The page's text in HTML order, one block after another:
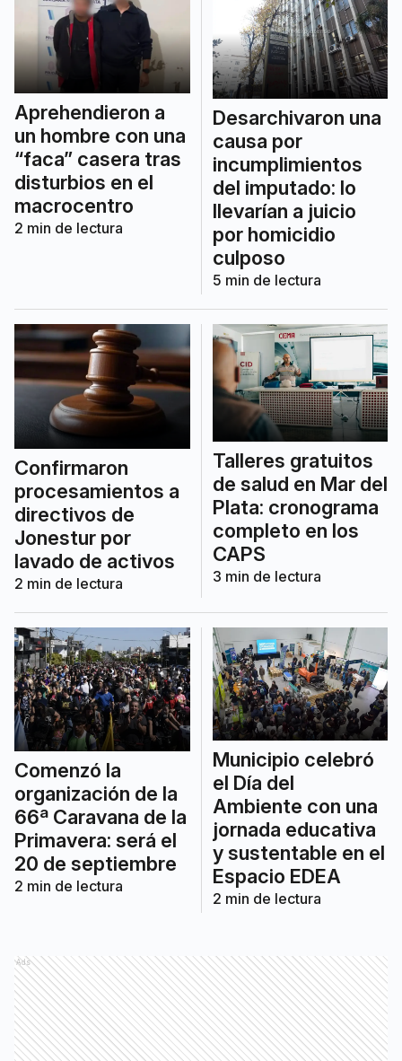
Aprehendieron a
un hombre con una
“faca” casera tras
disturbios en el
macrocentro
2 min de lectura
Desarchivaron una
causa por
incumplimientos
del imputado: lo
llevarían a juicio
por homicidio
culposo
5 min de lectura
Confirmaron
procesamientos a
directivos de
Jonestur por
lavado de activos
2 min de lectura
Talleres gratuitos
de salud en Mar del
Plata: cronograma
completo en los
CAPS
3 min de lectura
Comenzó la
organización de la
66ª Caravana de la
Primavera: será el
20 de septiembre
2 min de lectura
Municipio celebró
el Día del
Ambiente con una
jornada educativa
y sustentable en el
Espacio EDEA
2 min de lectura
Ads